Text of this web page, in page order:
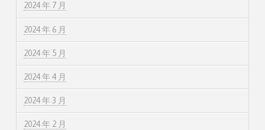
2024 年 7 月
2024 年 6 月
2024 年 5 月
2024 年 4 月
2024 年 3 月
2024 年 2 月